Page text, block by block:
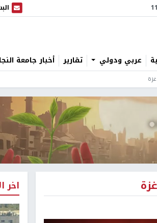
البث
عربي ودولي تقارير أخبار جامعة
اخر